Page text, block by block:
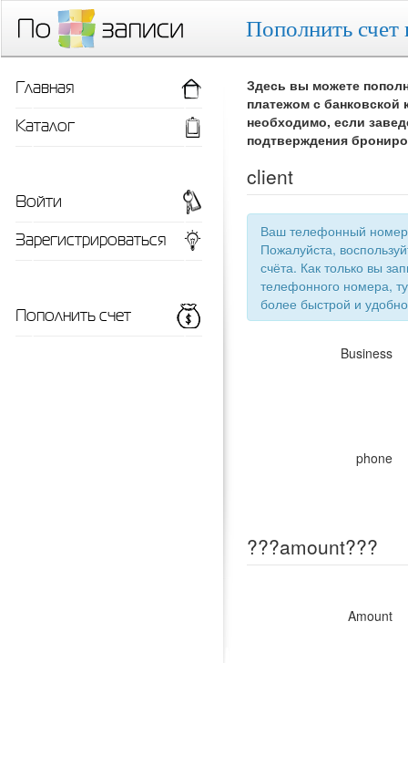
Пополнить счет
Здесь вы можете
платежом с
необходимо, если
подтверждения
client
Ваш телефонный номер
Пожалуйста,
счёта. Как только вы
телефонного номера,
более
Business
phone
???amount???
Amount
Главная
Каталог
Войти
Зарегистрироваться
Пополнить счет